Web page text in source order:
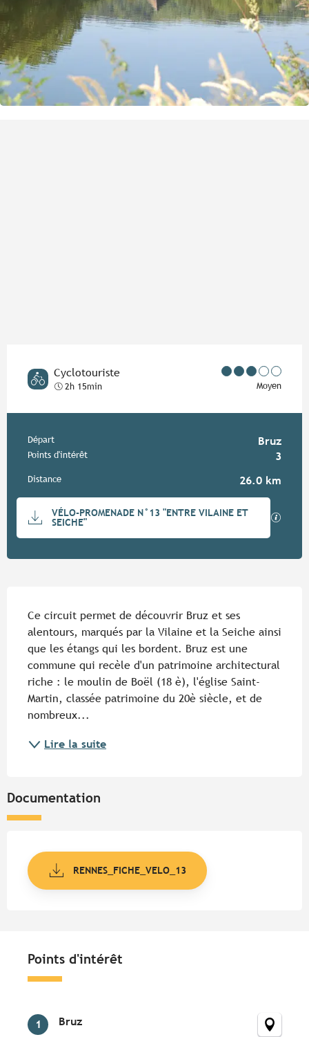
Cyclotouriste
2h 15min Moyen
Informations pratiques
Départ Bruz
Points d'intérêt 3
Distance 26.0 km
Documentation
VÉLO-PROMENADE N°13 "ENTRE VILAINE ET
SEICHE"
Ce circuit permet de découvrir Bruz et ses
alentours, marqués par la Vilaine et la Seiche ainsi
que les étangs qui les bordent. Bruz est une
commune qui recèle d'un patrimoine architectural
riche : le moulin de Boël (18 è), l'église Saint-
Martin, classée patrimoine du 20è siècle, et de
nombreux...
Lire la suite
Documentation
RENNES_FICHE_VELO_13
Points d'intérêt
1 Bruz